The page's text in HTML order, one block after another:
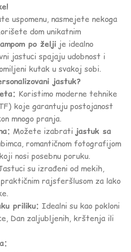
uspomenu, nasmejete nekoga
dom unikatnim
po želji je idealno
jastuci spajaju udobnost i
kutak u svakoj sobi.
jastuk?
Koristimo moderne tehnike
koje garantuju postojanost
mnogo pranja.
Možete izabrati jastuk sa
romantičnom fotografijom
nosi posebnu poruku.
su izrađeni od mekih,
rajsferšlusom za lako
priliku: Idealni su kao pokloni
Dan zaljubljenih, krštenja ili